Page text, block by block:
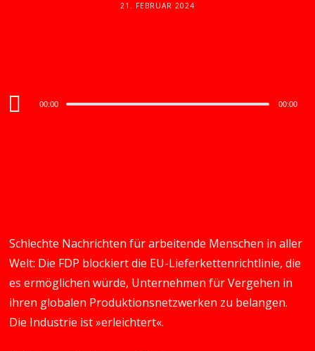
21. FEBRUAR 2024
Audio
00:00 00:00
Schlechte Nachrichten für arbeitende Menschen in aller
Welt: Die FDP blockiert die EU-Lieferkettenrichtlinie, die
es ermöglichen würde, Unternehmen für Vergehen in
ihren globalen Produktionsnetzwerken zu belangen.
Die Industrie ist »erleichtert«.